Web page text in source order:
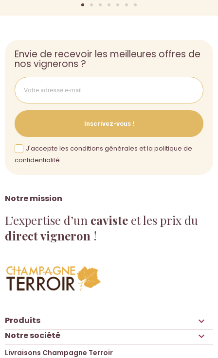
Notre mission
L’expertise d’un caviste et les prix du
direct vigneron !
Envie de recevoir les meilleures offres de
nos vignerons ?
Inscrivez-vous !
J'accepte les conditions générales et la politique de
confidentialité
Produits 
Notre société 
Livraisons Champagne Terroir